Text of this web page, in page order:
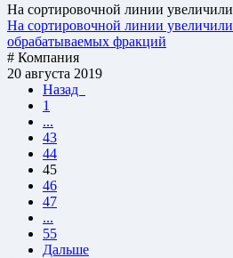
На сортировочной линии увеличили
На сортировочной линии увеличили
обрабатываемых фракций
# Компания
20 августа 2019
Назад
1
...
43
44
45
46
47
...
55
Дальше